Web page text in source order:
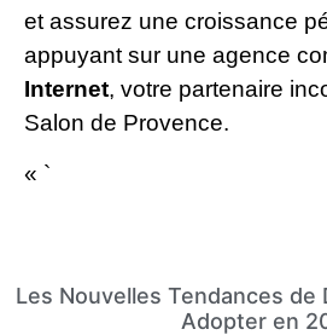
et assurez une croissance
appuyant sur une agence
Internet, votre partenaire
Salon de Provence.
« `
Les Nouvelles Tendances de
Adopter en